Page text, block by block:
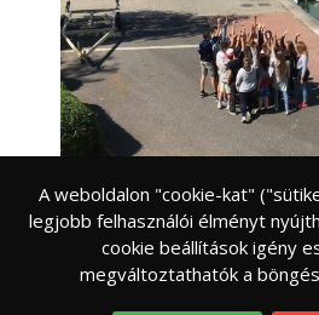
FELELŐS SZÜLŐ NEVELÉS
A bűvös 3×7 szabály –
PEDAGÓGUS, SZÜLŐ,
Írta: Balatoni József, Jocó tanár
Táborozás és táboroztatás. A
A weboldalon "cookie-kat"
legjobb felhasználói élményt
cookie beállítások igény
megváltoztathatók a